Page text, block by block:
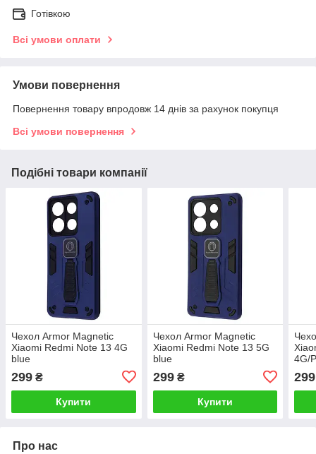
Готівкою
Всі умови оплати
Умови повернення
Повернення товару впродовж 14 днів за рахунок покупця
Всі умови повернення
Подібні товари компанії
Чехол Armor Magnetic
Xiaomi Redmi Note 13 4G
blue
299 ₴
Купити
Чехол Armor Magnetic
Xiaomi Redmi Note 13 5G
blue
299₴
Купити
4G/
299
Про нас